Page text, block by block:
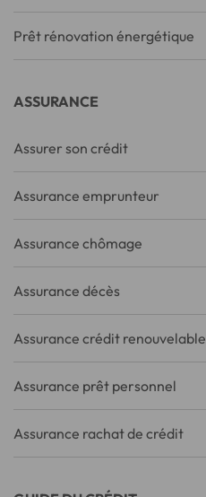
Prêt rénovation énergétique
ASSURANCE
Assurer son crédit
Assurance emprunteur
Assurance chômage
Assurance décès
Assurance crédit renouvelable
Assurance prêt personnel
Assurance rachat de crédit